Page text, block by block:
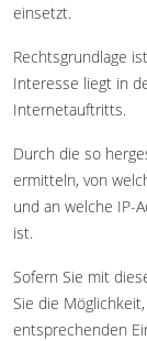
einsetzt.
Rechtsgrundlage
Interesse liegt in
Internetauftritts.
Durch die so
ermitteln, von
und an welche IP-
ist.
Sofern Sie mit
Sie die
entsprechenden